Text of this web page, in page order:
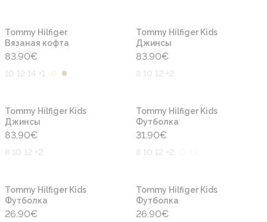
Tommy Hilfiger
Вязаная кофта
83.90€
10 12 14 +1
Tommy Hilfiger Kids
Джинсы
83.90€
8 10 12 +2
Tommy Hilfiger Kids
Джинсы
83.90€
8 10 12 +2
Tommy Hilfiger Kids
Футболка
31.90€
8 10 12 +2
Tommy Hilfiger Kids
Футболка
26.90€
Tommy Hilfiger Kids
Футболка
26.90€